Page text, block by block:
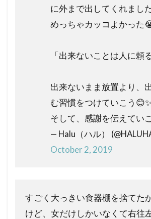
に外まで出してくれまし
めっちゃカッコよかった
「出来ないことは人に頼る
出来ないまま放置より、
む習慣をつけていこう😊✨
そして、感謝を伝えてい
— Halu（ハル）
October 2, 2019
すごく大っきい食器棚を捨てた
けど、女だけしかいなくて右往左